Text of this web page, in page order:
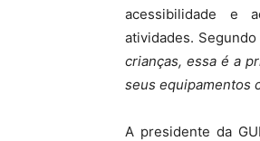
acessibilidade e
atividades.
crianças, essa é a
seus equipamentos
A presidente da